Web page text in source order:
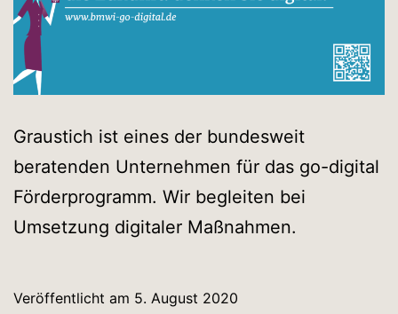
Graustich ist eines der bundesweit
beratenden Unternehmen für das go-digital
Förderprogramm. Wir begleiten bei
Umsetzung digitaler Maßnahmen.
Veröffentlicht am 5. August 2020